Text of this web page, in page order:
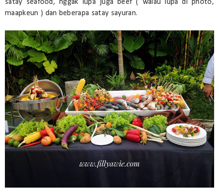
satay seafood, nggak lupa juga beef ( walau lupa di photo,
maapkeun ) dan beberapa satay sayuran.